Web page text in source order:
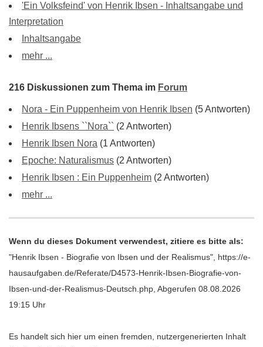
'Ein Volksfeind' von Henrik Ibsen - Inhaltsangabe und
Interpretation
Inhaltsangabe
mehr ...
216 Diskussionen zum Thema im Forum
Nora - Ein Puppenheim von Henrik Ibsen (5 Antworten)
Henrik Ibsens ``Nora`` (2 Antworten)
Henrik Ibsen Nora (1 Antworten)
Epoche: Naturalismus (2 Antworten)
Henrik Ibsen : Ein Puppenheim (2 Antworten)
mehr ...
Wenn du dieses Dokument verwendest, zitiere es bitte als:
"Henrik Ibsen - Biografie von Ibsen und der Realismus", https://e-
hausaufgaben.de/Referate/D4573-Henrik-Ibsen-Biografie-von-
Ibsen-und-der-Realismus-Deutsch.php, Abgerufen 08.08.2026
19:15 Uhr
Es handelt sich hier um einen fremden, nutzergenerierten Inhalt